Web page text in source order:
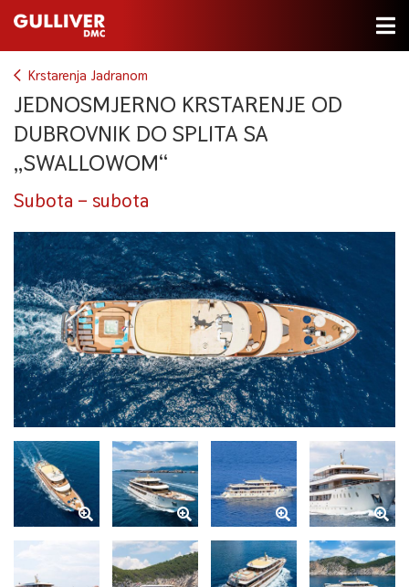
Krstarenja Jadranom
JEDNOSMJERNO KRSTARENJE OD
DUBROVNIK DO SPLITA SA
„SWALLOWOM“
Subota – subota